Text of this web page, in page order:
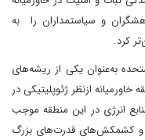
و سیاستمداران را به
کرد.
به‌عنوان یکی از ریشه‌های
ازنظر ژئوپلیتیکی در
انرژی در این منطقه موجب
و کشمکش‌های قدرت‌های بزرگ